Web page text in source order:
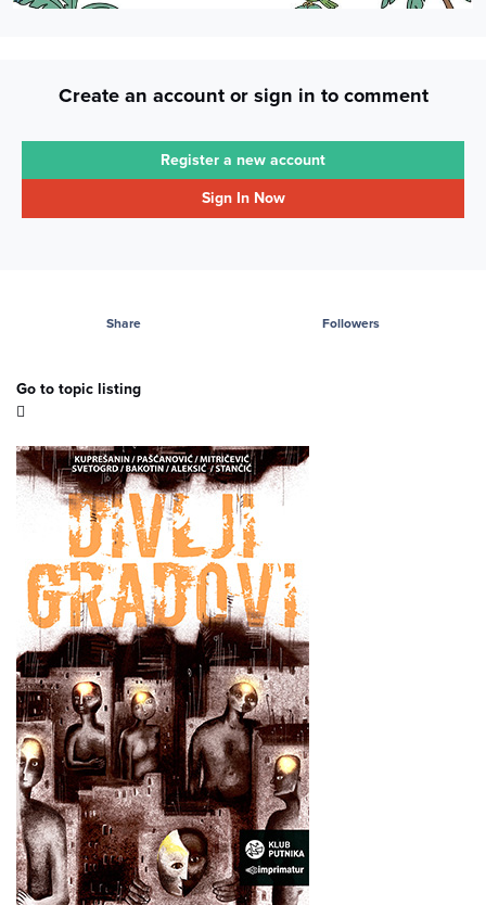
Create an account or sign in to comment
Register a new account
Sign In Now
Share Followers
Go to topic listing